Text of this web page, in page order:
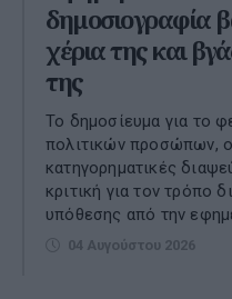
δημοσιογραφία
χέρια της και
της
Το δημοσίευμα για το
πολιτικών προσώπων,
κατηγορηματικές
κριτική για τον τρόπο
υπόθεσης από την
04 Αυγούστου 2026